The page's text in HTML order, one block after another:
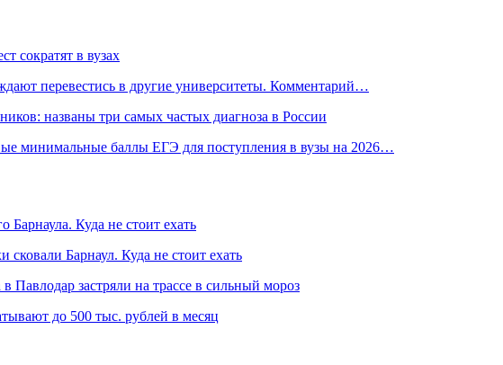
сократят в вузах
перевестись в другие университеты. Комментарий…
названы три самых частых диагноза в России
минимальные баллы ЕГЭ для поступления в вузы на 2026…
Барнаула. Куда не стоит ехать
Барнаул. Куда не стоит ехать
Павлодар застряли на трассе в сильный мороз
до 500 тыс. рублей в месяц